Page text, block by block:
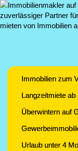
Immobilien zum
Langzeitmiete ab
Überwintern auf
Urlaub unter 4